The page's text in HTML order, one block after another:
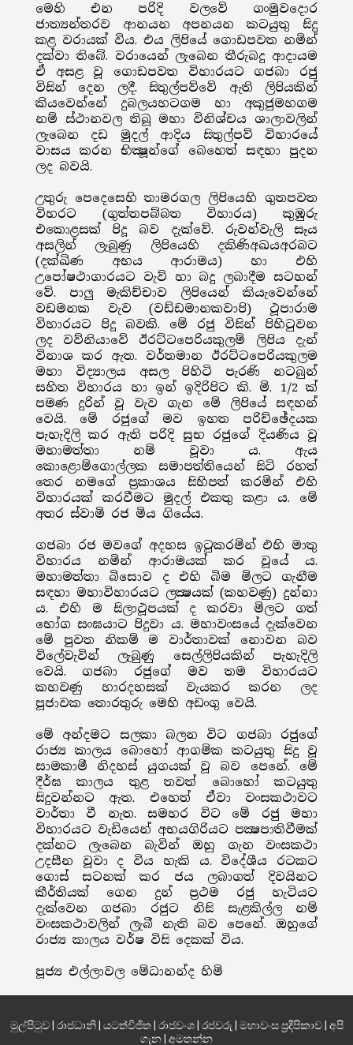
මෙහි එන පරිදි වලවේ ගංමුවදොර
ජාත්‍යන්තරව ආනයන අපනයන කටයුතු සිදු
කළ වරායක් විය. එය ලිපියේ ගොඩපවත නමින්
දක්වා තිබේ. වරායෙන් ලැබෙන තීරුබදු ආදායම
ඒ අසළ වූ ගොඩපවත විහාරයට ගජබා රජු
විසින් දෙන ලදී. සිතුල්පව්වේ ඇති ලිපියකින්
කියවෙන්නේ දුබලයහටගම හා අකුජුමහගම
නම් ස්ථානවල තිබූ මහා විනිශ්චය ශාලාවලින්
ලැබෙන දඩ මුදල් ආදිය සිතුල්පව් විහාරයේ
වාසය කරන භික්‍ෂූන්ගේ බෙහෙත් සඳහා පුදන
ලද බවයි.
උතුරු පෙදෙසෙහි තාමරගල ලිපියෙහි ගුතපවත
විහරට (ගුත්තපබ්බත විහාරය) කුඹුරු
එකොළසක් පිදූ බව දැක්වේ. රුවන්වැලි සෑය
අසලින් ලැබුණු ලිපියෙහි දකිණිඅඛයඅරබට
(දක්ඛිණ අභය ආරාමය) හා එහි
උපෝෂථාගාරයට වැව් හා බදු ලබාදීම සටහන්
වේ. පාලු මැකිච්චාව ලිපියෙන් කියැවෙන්නේ
වඩමනක වැව (වඩ්ඩමානකවාපි) ථූපාරාම
විහාරයට පිදූ බවකි. මේ රජු විසින් පිහිටුවන
ලද වව්නියාවේ ඊරට්ටපෙරියකුලම් ලිපිය දැන්
විනාශ කර ඇත. වර්තමාන ඊරට්ටපෙරියකුලම
මහා විද්‍යාලය අසල පිහිටි පැරණි නටබුන්
සහිත විහාරය හා ඉන් ඉදිරිපිට කි. මි. 1/2 ක්
පමණ දුරින් වූ වැව ගැන මේ ලිපියේ සඳහන්
වෙයි. මේ රජුගේ මව ඉහත පරිච්ඡේදයක
පැහැදිලි කර ඇති පරිදි සුභ රජුගේ දියණිය වූ
මහාමත්තා නම් වූවා ය. ඇය
කොළොම්ගොල්ලක සමාපත්තියෙන් සිටි රහත්
තෙර නමගේ ප්‍රකාශය සිහිපත් කරමින් එහි
විහාරයක් කරවීමට මුදල් එකතු කළා ය. මේ
අතර ස්වාමි රජ මිය ගියේය.
ගජබා රජ මවගේ අදහස ඉටුකරමින් එහි මාතු
විහාරය නමින් ආරාමයක් කර වූයේ ය.
මහාමත්තා බිසොව ද එහි බිම මිලට ගැනීම
සඳහා මහාවිහාරයට ලක්‍ෂයක් (කහවණු) දුන්නා
ය. එහි ම සිලාථූපයක් ද කරවා මිලට ගත්
භෝග සංඝයාට පිදුවා ය. මහාවංසයේ දැක්වෙන
මේ පුවත නිකම් ම වාර්තාවක් නොවන බව
විලේවැවින් ලැබුණු සෙල්ලිපියකින් පැහැදිලි
වෙයි. ගජබා රජුගේ මව තම විහාරයට
කහවණු හාරදහසක් වැයකර කරන ලද
පූජාවක තොරතුරු මෙහි අඩංගු වෙයි.
මේ අන්දමට සලකා බලන විට ගජබා රජුගේ
රාජ්‍ය කාලය බොහෝ ආගමික කටයුතු සිදු වූ
සාමකාමී නිදහස් යුගයක් වූ බව පෙනේ. මේ
දීර්ඝ කාලය තුළ තවත් බොහෝ කටයුතු
සිදුවන්නට ඇත. එහෙත් ඒවා වංසකථාවට
වාර්තා වී නැත. සමහර විට මේ රජු මහා
විහාරයට වැඩියෙන් අභයගිරියට පක්‍ෂපාතිවීමක්
දක්නට ලැබෙන බැවින් ඔහු ගැන වංසකථා
උදසීන වූවා ද විය හැකි ය. විදේශීය රටකට
ගොස් සටනක් කර ජය ලබාගත් දිවයිනට
කීර්තියක් ගෙන දුන් ප්‍රථම රජු හැටියට
දැක්වෙන ගජබා රජුට නිසි සැළකිල්ල නම්
වංසකථාවලින් ලැබී නැති බව පෙනේ. ඔහුගේ
රාජ්‍ය කාලය වර්ෂ විසි දෙකක් විය.
පූජ්‍ය එල්ලාවල මේධානන්ද හිමි
මුල්පිටුව| රාජධානි| යටත්විජිත| රාජවංශ| රජවරු මහාවංස ප්‍රදීපිකාව| අපි
ගැන අමතන්න